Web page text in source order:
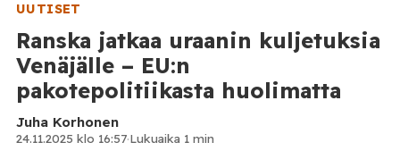
UUTISET
Ranska jatkaa uraanin kuljetuksia
Venäjälle – EU:n
pakotepolitiikasta huolimatta
Juha Korhonen
24.11.2025 klo 16:57·Lukuaika 1 min